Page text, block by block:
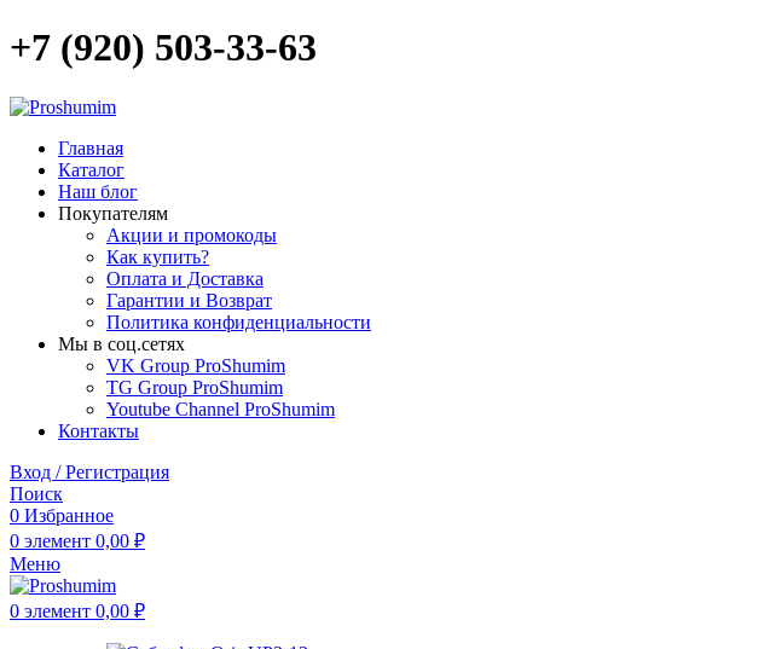
+7 (920) 503-33-63
Главная
Каталог
Наш блог
Покупателям
Акции и промокоды
Как купить?
Оплата и Доставка
Гарантии и Возврат
Политика конфиденциальности
Мы в соц.сетях
VK Group ProShumim
TG Group ProShumim
Youtube Channel ProShumim
Контакты
Вход / Регистрация
Поиск
0 Избранное
0 элемент 0,00 ₽
Меню
0 элемент 0,00 ₽